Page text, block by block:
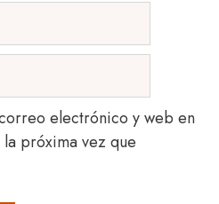
electrónico y web en
próxima vez que